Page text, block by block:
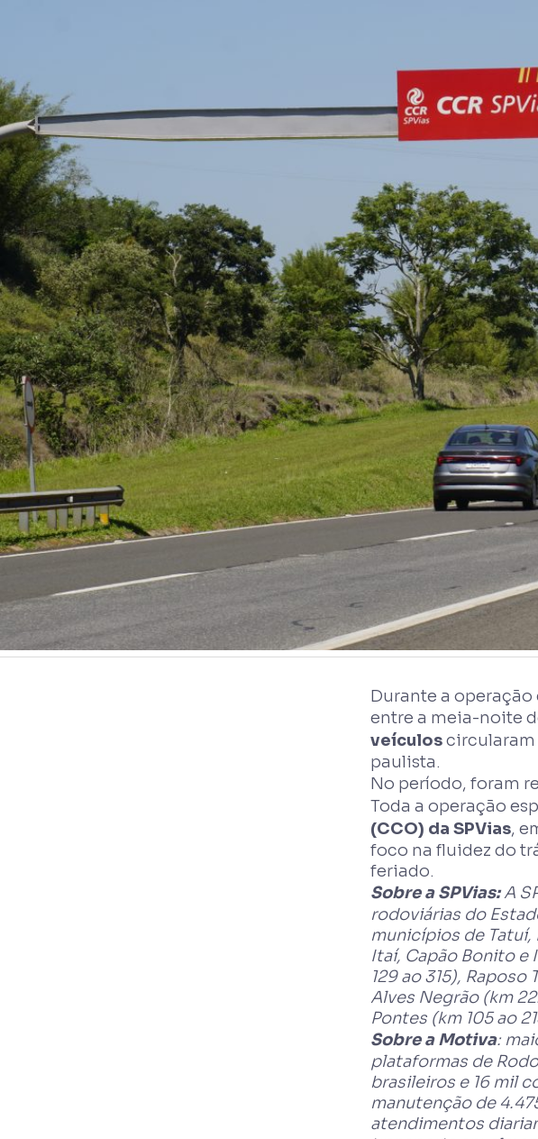
Durante a
entre a meia-noite
veículoscircularam
paulista.
No período, foram
Toda a operação
(CCO) da SPVias,
foco na fluidez do
feriado.
Sobre a SPVias:A
rodoviárias do
municípios de Tatuí,
Itaí, Capão Bonito e
129 ao 315),
Alves Negrão (km
Pontes (km 105 ao
Sobre a Motiva:
plataformas de
brasileiros e 16 mil
manutenção de
atendimentos